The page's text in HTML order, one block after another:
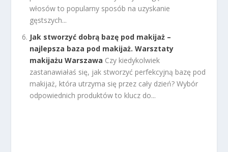
włosów to popularny sposób na uzyskanie
gęstszych...
Jak stworzyć dobrą bazę pod makijaż –
najlepsza baza pod makijaż. Warsztaty
makijażu Warszawa Czy kiedykolwiek
zastanawiałaś się, jak stworzyć perfekcyjną bazę pod
makijaż, która utrzyma się przez cały dzień? Wybór
odpowiednich produktów to klucz do...